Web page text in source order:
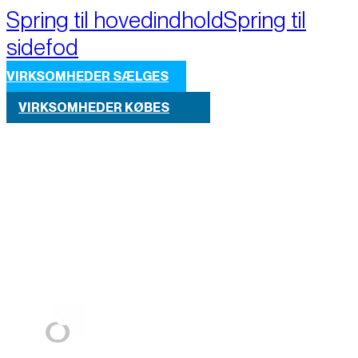
Spring til hovedindholdSpring til
sidefod
VIRKSOMHEDER SÆLGES
VIRKSOMHEDER KØBES